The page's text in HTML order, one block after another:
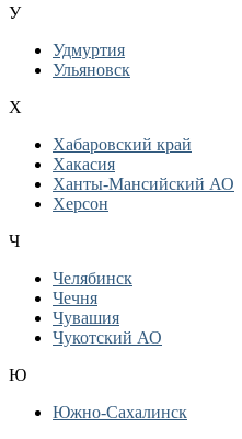
У
Удмуртия
Ульяновск
Х
Хабаровский край
Хакасия
Ханты-Мансийский АО
Херсон
Ч
Челябинск
Чечня
Чувашия
Чукотский АО
Ю
Южно-Сахалинск